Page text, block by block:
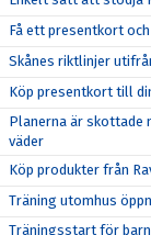
Få ett presentkort
Skånes riktlinjer
Köp presentkort till
Planerna är skottade
väder
Köp produkter från
Träning utomhus
Träningsstart för